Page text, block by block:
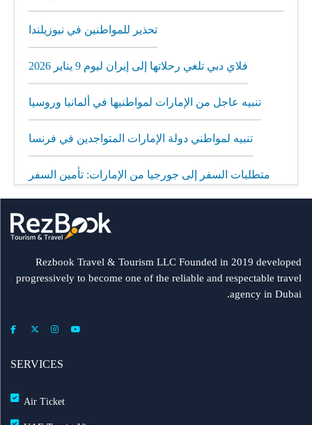
تحذير للمواطنين في نيوزيلندا
فلاي دبي تلغي رحلاتها إلى إيران ليوم 9 يناير 2026
تنبيه عاجل من الإمارات لمواطنيها في ألمانيا وروسيا
تنبيه لمواطني دولة الإمارات المتواجدين في فرنسا
متطلبات السفر إلى جورجيا من الإمارات: تأمين السفر
إلزامي
مطار الشارقة يطلق رحلات مباشرة إلى ميونيخ عبر
فلاي دبي: تأخير بعض الرحلات بسبب الأحوال الجوية
عرض طيران الإمارات إلى دبي | عشاء بحري وزيارة فنية
طيران الإمارات تشغّل رحلاتها إلى بغداد
Rezbook Travel & Tourism LLC Founded in 2019 developed
progressively to become one of the reliable and respectable travel
agency in Dubai.
SERVICES
Air Ticket